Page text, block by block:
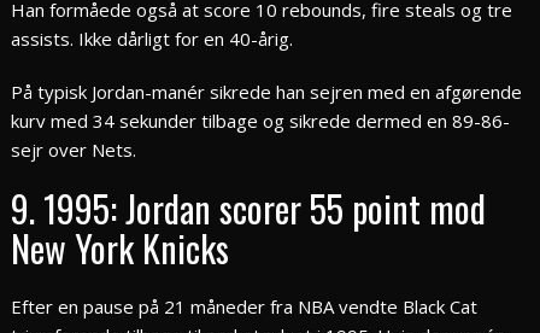
Han formåede også at score 10 rebounds, fire steals og tre
assists. Ikke dårligt for en 40-årig.
På typisk Jordan-manér sikrede han sejren med en afgørende
kurv med 34 sekunder tilbage og sikrede dermed en 89-86-
sejr over Nets.
9. 1995: Jordan scorer 55 point mod
New York Knicks
Efter en pause på 21 måneder fra NBA vendte Black Cat